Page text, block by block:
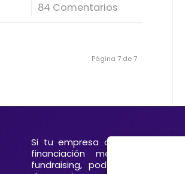
84 Comentarios
Página 7 de 7
Si tu empresa o entidad
financiación mediante
fundraising, podemos